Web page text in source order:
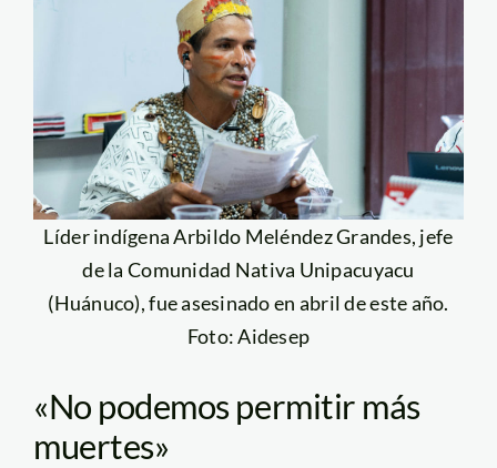
Líder indígena Arbildo Meléndez Grandes, jefe
de la Comunidad Nativa Unipacuyacu
(Huánuco), fue asesinado en abril de este año.
Foto: Aidesep
«No podemos permitir más
muertes»